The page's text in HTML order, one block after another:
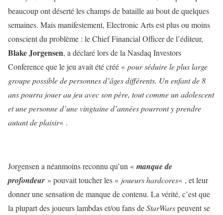
beaucoup ont déserté les champs de bataille au bout de quelques
semaines. Mais manifestement, Electronic Arts est plus ou moins
conscient du problème : le Chief Financial Officer de l’éditeur,
Blake Jorgensen, a déclaré lors de la Nasdaq Investors
Conference que le jeu avait été créé « pour séduire le plus large
groupe possible de personnes d’âges différents. Un enfant de 8
ans pourra jouer au jeu avec son père, tout comme un adolescent
et une personne d’une vingtaine d’années pourront y prendre
autant de plaisir« .
Jorgensen a néanmoins reconnu qu’un « manque de
profondeur » pouvait toucher les « joueurs hardcores« , et leur
donner une sensation de manque de contenu. La vérité, c’est que
la plupart des joueurs lambdas et/ou fans deStarWarspeuvent se